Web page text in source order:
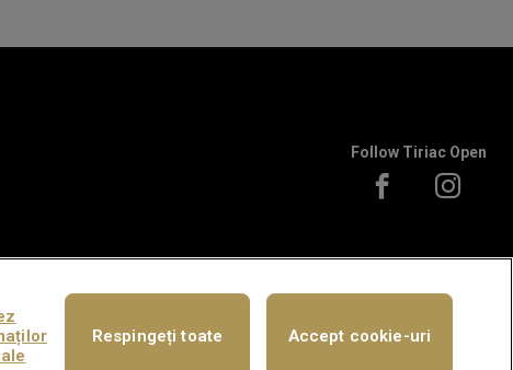
Follow Tiriac Open
and ATP tournament.
cookie-uri
Respingeți toate Accept cookie-uri